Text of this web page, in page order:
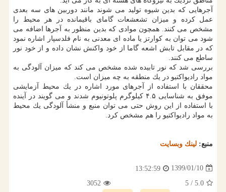
آجرهایی كه بدین شیوه تولید می شوند مانند دوربین های سه بعدی
عمل كرده و میزان تشعشعات گامای باقیمانده در هر محیط را
مشخص می كنند. همچون موادی كه بدین منظور به آجرها اضافه می
شود می توان به كوارتز یا ماده ای معدنی به نام فلدسپار اشاره نمود
كه در مقابل تابش اشعه گاما از خود واكنش نشان داده و از خود نور
ساطع می كنند.
بررسی شد كه نور تابیده شده مشخص می كند كه میزان آلودگی به
مواد رادیواكتیو در یك منطقه به چه میزان است.
محققان با استفاده از آجرهای مورد اشاره در یك محیط آزمایشی
موفق به شناسایی ۴.۵ كیلوگرم پلوتونیوم شدند و می گویند در آینده
با استفاده از این روش حتی می توان منبع و منشأ آلودگی یك محیط
به مواد رادیواكتیو را هم مشخص كرد.
منبع: لینك وبسایت
1399/01/10
13:52:59
5.0
/ 5
3052